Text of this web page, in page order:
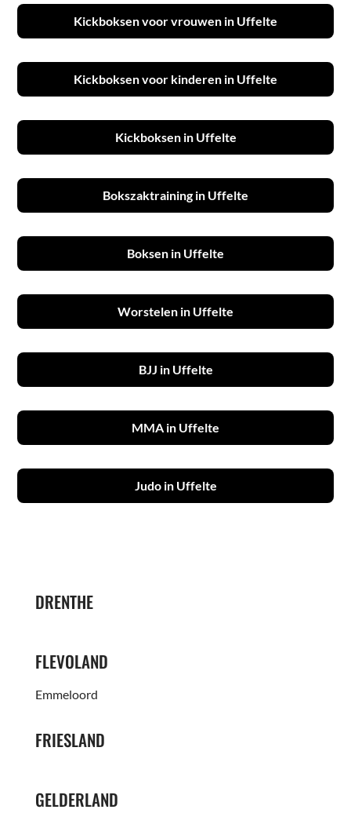
Kickboksen voor vrouwen in Uffelte
Kickboksen voor kinderen in Uffelte
Kickboksen in Uffelte
Bokszaktraining in Uffelte
Boksen in Uffelte
Worstelen in Uffelte
BJJ in Uffelte
MMA in Uffelte
Judo in Uffelte
DRENTHE
FLEVOLAND
Emmeloord
FRIESLAND
GELDERLAND